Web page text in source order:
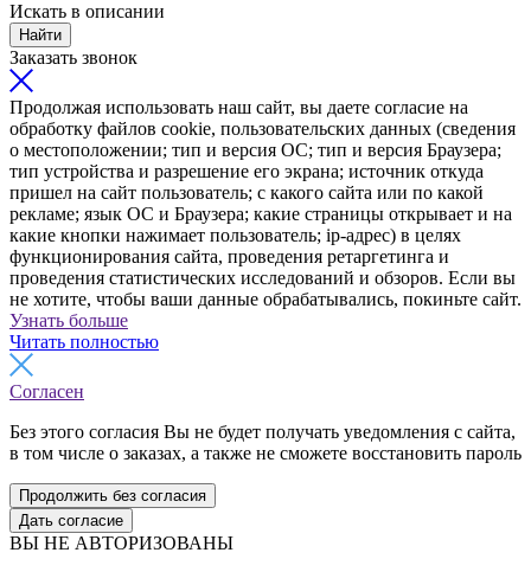
Искать в описании
Найти
Заказать звонок
Продолжая использовать наш сайт, вы даете согласие на
обработку файлов cookie, пользовательских данных (сведения
о местоположении; тип и версия ОС; тип и версия Браузера;
тип устройства и разрешение его экрана; источник откуда
пришел на сайт пользователь; с какого сайта или по какой
рекламе; язык ОС и Браузера; какие страницы открывает и на
какие кнопки нажимает пользователь; ip-адрес) в целях
функционирования сайта, проведения ретаргетинга и
проведения статистических исследований и обзоров. Если вы
не хотите, чтобы ваши данные обрабатывались, покиньте сайт.
Узнать больше
Читать полностью
Согласен
Без этого согласия Вы не будет получать уведомления с сайта,
в том числе о заказах, а также не сможете восстановить пароль
Продолжить без согласия
Дать согласие
ВЫ НЕ АВТОРИЗОВАНЫ